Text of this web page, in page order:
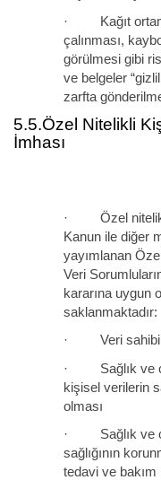
· Kağıt
çalınması,
görülmesi gibi
ve belgeler
zarfta
5.5.Özel Nitelikli
İmhası
· Özel nitelikli
Kanun ile diğer
yayımlanan
Veri
kararına uygun
saklanmaktadır:
· Veri sahibinin
· Sağlık ve
kişisel verilerin
olması
· Sağlık ve
sağlığının
tedavi ve